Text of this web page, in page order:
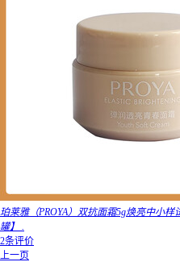
珀莱雅（PROYA）双抗面霜5g焕亮中小
罐】 .
2条评价
上一页